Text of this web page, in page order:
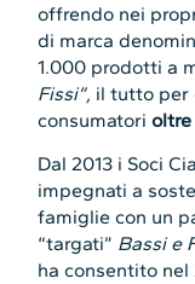
offrendo nei
di marca
1.000 prodotti a
Fissi”, il tutto per
consumatorioltre
Dal 2013 i Soci
impegnati a
famiglie con un
“targati” Bassi e
ha consentito